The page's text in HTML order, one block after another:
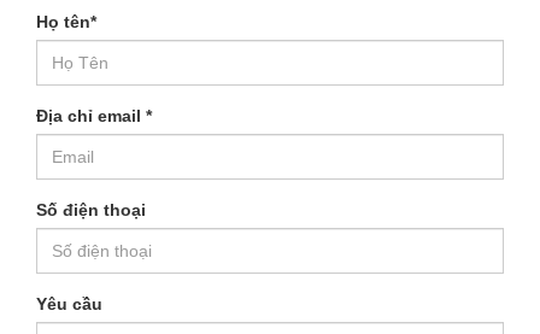
Họ tên*
Địa chỉ email *
Số điện thoại
Yêu cầu